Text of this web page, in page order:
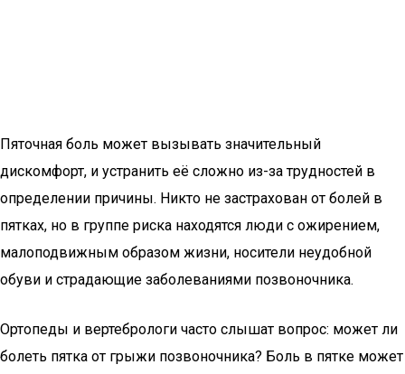
Пяточная боль может вызывать значительный
дискомфорт, и устранить её сложно из-за трудностей в
определении причины. Никто не застрахован от болей в
пятках, но в группе риска находятся люди с ожирением,
малоподвижным образом жизни, носители неудобной
обуви и страдающие заболеваниями позвоночника.
Ортопеды и вертебрологи часто слышат вопрос: может ли
болеть пятка от грыжи позвоночника? Боль в пятке может